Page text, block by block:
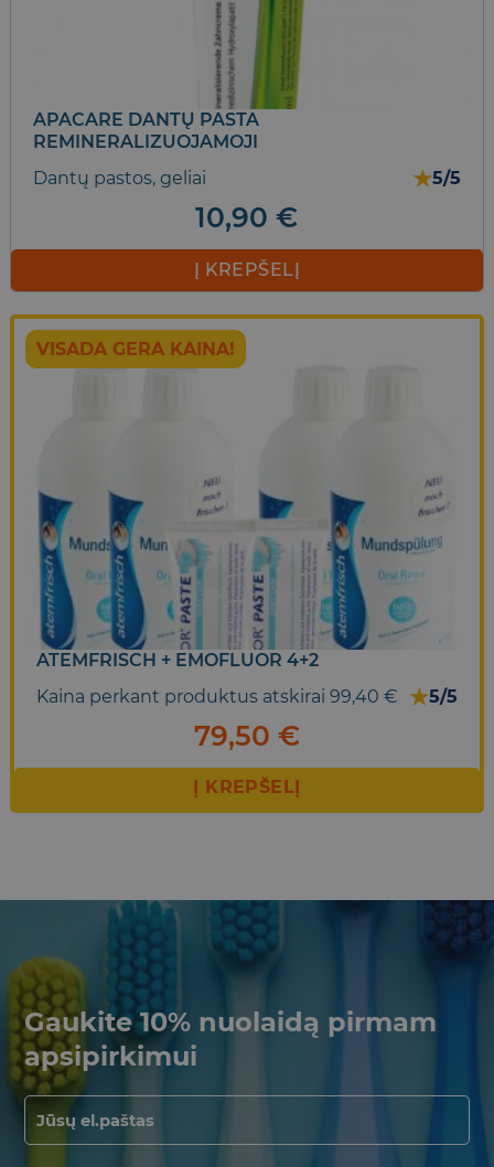
APACARE DANTŲ PASTA
REMINERALIZUOJAMOJI
Dantų pastos, geliai
★5/5
10,90€
Į KREPŠELĮ
VISADA GERA KAINA!
ATEMFRISCH + EMOFLUOR 4+2
Kaina perkant produktus atskirai 99,40 €
★5/5
79,50 €
Į KREPŠELĮ
Gaukite 10% nuolaidą pirmam
apsipirkimui